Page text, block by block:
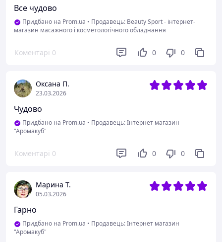
Все чудово
Придбано на Prom.ua • Продавець: Beauty Sport - інтернет-
магазин масажного і косметологічного обладнання
Коментарі 0 0 0
Оксана П.
23.03.2026
Чудово
Придбано на Prom.ua • Продавець: Інтернет магазин
"Аромакуб"
Коментарі 0 0 0
Марина Т.
05.03.2026
Гарно
Придбано на Prom.ua • Продавець: Інтернет магазин
"Аромакуб"